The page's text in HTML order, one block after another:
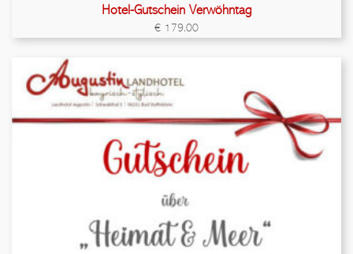
Hotel-Gutschein Verwöhntag
€ 179,00